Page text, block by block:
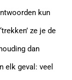
kun
ze je de
dan
elk geval: veel